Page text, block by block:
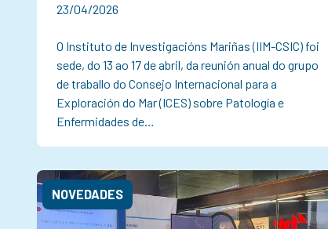
23/04/2026
O Instituto de Investigacións Mariñas (IIM-CSIC) foi
sede, do 13 ao 17 de abril, da reunión anual do grupo
de traballo do Consejo Internacional para a
Exploración do Mar (ICES) sobre Patología e
Enfermidades de…
NOVEDADES